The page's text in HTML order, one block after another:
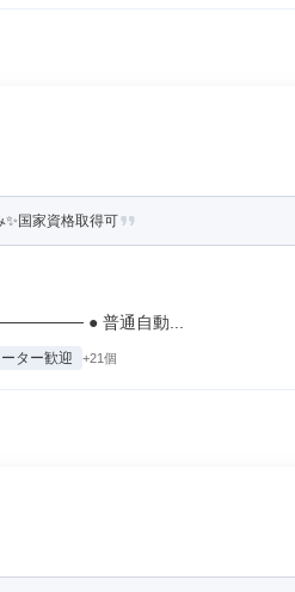
国家資格取得可
● 普通自動...
ター歓迎 +21個